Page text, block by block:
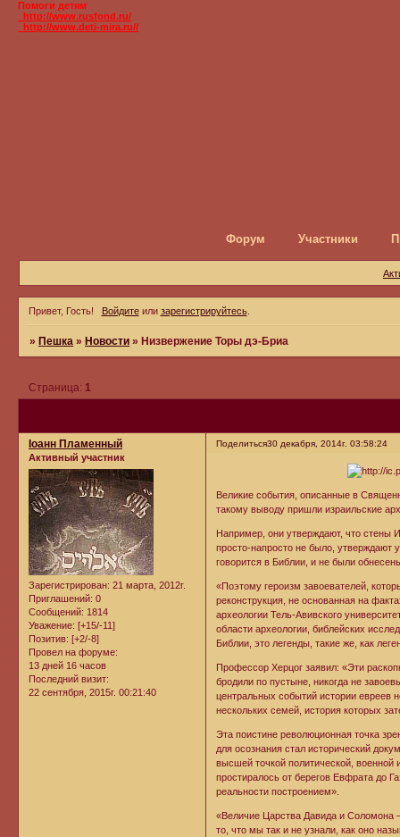
Помоги детям
_http://www.rusfond.ru/
_http://www.deti-mira.ru//
Форум Участники
Привет, Гость! Войдитеили зарегистрируйтесь.
» Пешка » Новости » Низвержение Торы дэ-Бриа
Страница: 1
Поделиться30 декабря, 2014г. 03:58:24
Iоанн Пламенный
Активный участник
Зарегистрирован: 21 марта, 2012г.
Приглашений: 0
Сообщений: 1814
Уважение: [+15/-11]
Позитив: [+2/-8]
Провел на форуме:
13 дней 16 часов
Последний визит:
22 сентября, 2015г. 00:21:40
Великие события, описанные в
такому выводу пришли израильские
Например, они утверждают, что стены
просто-напросто не было, утверждают
говорится в Библии, и не были
«Поэтому героизм завоевателей,
реконструкция, не основанная на
археологии Тель-Авивского
области археологии, библейских
Библии, это легенды, такие же, как
Профессор Херцог заявил: «Эти
бродили по пустыне, никогда не
центральных событий истории евреев
нескольких семей, история которых
Эта поистине революционная точка
для осознания стал исторический
высшей точкой политической, военной
простиралось от берегов Евфрата до
реальности построением».
«Величие Царства Давида и Соломона
то, что мы так и не узнали, как оно